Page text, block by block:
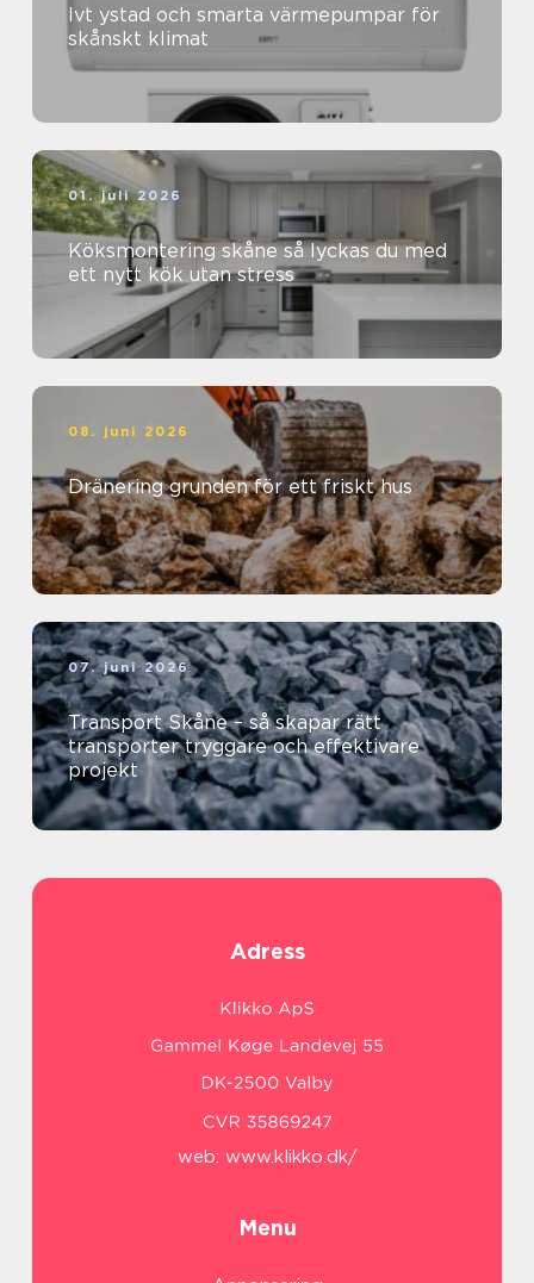
Ivt ystad och smarta värmepumpar för
skånskt klimat
01. juli 2026
Köksmontering skåne så lyckas du med
ett nytt kök utan stress
08. juni 2026
Dränering grunden för ett friskt hus
07. juni 2026
Transport Skåne – så skapar rätt
transporter tryggare och effektivare
projekt
Adress
web: www.klikko.dk/
Menu